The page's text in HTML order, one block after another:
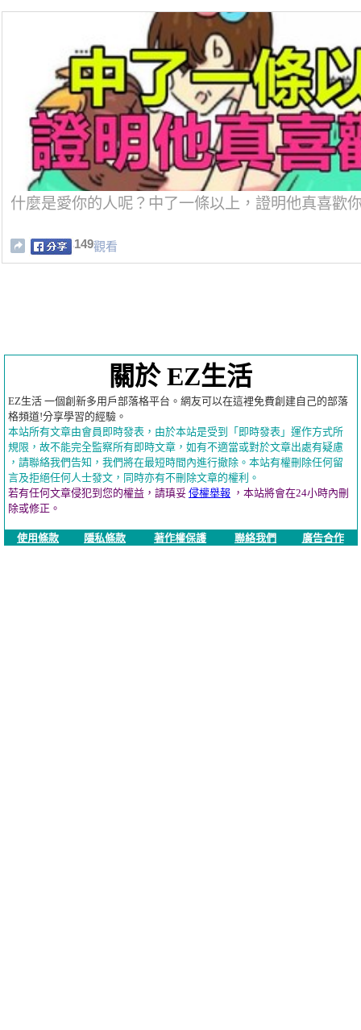
什麼是愛你的人呢？中了一條以上，證明他真喜歡
149觀看
關於 EZ生活
EZ生活 一個創新多用戶部落格平台。網友可以在這裡免費創建自己的部落
格頻道!分享學習的經驗。
本站所有文章由會員即時發表，由於本站是受到「即時發表」運作方式所
規限，故不能完全監察所有即時文章，如有不適當或對於文章出處有疑慮
，請聯絡我們告知，我們將在最短時間內進行撤除。本站有權刪除任何留
言及拒絕任何人士發文，同時亦有不刪除文章的權利。
若有任何文章侵犯到您的權益，請瑱妥 侵權舉報 ，本站將會在24小時內刪
除或修正。
使用條款 隱私條款 著作權保護 聯絡我們 廣告合作